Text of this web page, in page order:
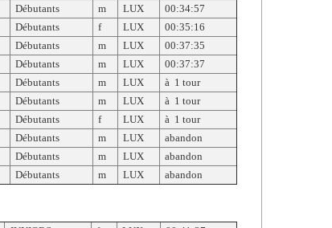
Débutants m LUX
00:34:57
Débutants f LUX
00:35:16
Débutants m LUX
00:37:35
Débutants m LUX
00:37:37
Débutants m LUX
à 1 tour
Débutants m LUX
à 1 tour
Débutants f LUX
à 1 tour
Débutants m LUX
abandon
Débutants m LUX
abandon
Débutants m LUX abandon